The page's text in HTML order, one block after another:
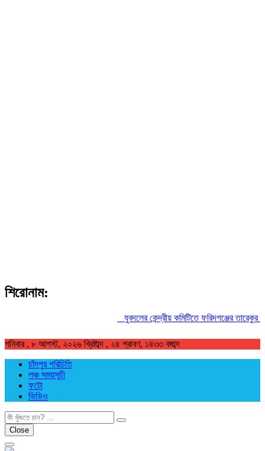
শিরোনাম:
যুবদলের কেন্দ্রীয় কমিটিতে ফরিদগঞ্জের তারেকুর
শনিবার , ৮ আগস্ট, ২০২৬ খ্রিষ্টাব্দ , ২৪ শ্রাবণ, ১৪৩৩ বঙ্গাব্দ
চাঁদপুর পরিচিতি
লঞ্চ সময়সূচী
ফটো
ভিডিও
খুজুন
Close